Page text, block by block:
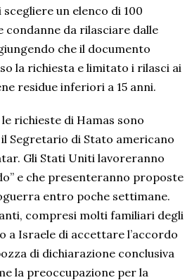
un elenco di 100
condanne da rilasciare dalle
che il documento
la richiesta e limitato i rilasci ai
residue inferiori a 15 anni.
richieste di Hamas sono
Segretario di Stato americano
Gli Stati Uniti lavoreranno
e che presenteranno proposte
entro poche settimane.
compresi molti familiari degli
a Israele di accettare l’accordo
di dichiarazione conclusiva
la preoccupazione per la